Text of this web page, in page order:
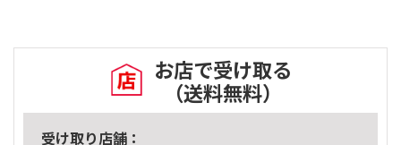
お店で受け取る
（送料無料）
受け取り店舗：